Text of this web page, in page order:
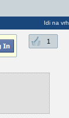
Idi na vrh
1